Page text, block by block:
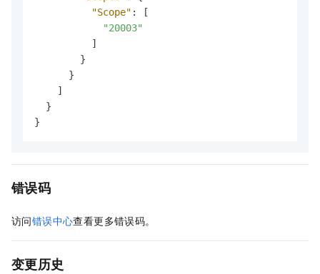
"Scope" :
[
"20003"
]
}
}
]
}
}
错误码
访问错误中心查看更多错误码。
变更历史